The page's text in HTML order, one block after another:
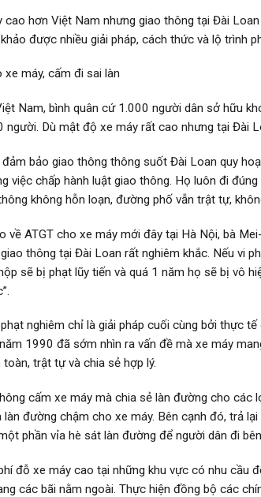
cao hơn Việt Nam nhưng giao thông tại Đài
được nhiều giải pháp, cách thức và lộ trình
xe máy, cấm đi sai làn
Nam, bình quân cứ 1.000 người dân sở hữu
Dù mật độ xe máy rất cao nhưng tại Đài
bảo giao thông thông suốt Đài Loan quy
việc chấp hành luật giao thông. Họ luôn đi
không hỗn loạn, đường phố vẫn trật tự,
về ATGT cho xe máy mới đây tại Hà Nội, bà
thông tại Đài Loan rất nghiêm khắc. Nếu vi
sẽ bị phạt lũy tiến và quá 1 năm họ sẽ bị vô
nghiêm chỉ là giải pháp cuối cùng bởi thực
1990 đã sớm nhìn ra vấn đề mà xe máy
trật tự và chia sẻ hợp lý.
cấm xe máy mà chia sẻ làn đường cho
làn đường chậm cho xe máy. Bên cạnh đó, trả
phần vỉa hè sát làn đường để người dân đi
đỗ xe máy cao tại những khu vực có nhu cầu
các bãi nằm ngoài. Thực hiện đồng bộ các